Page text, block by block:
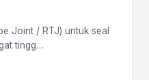
Joint / RTJ) untuk seal
tingg…